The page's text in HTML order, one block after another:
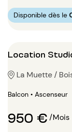
Disponible dès le
Location
La Muette /
Balcon • Ascenseur
950 €/Mois